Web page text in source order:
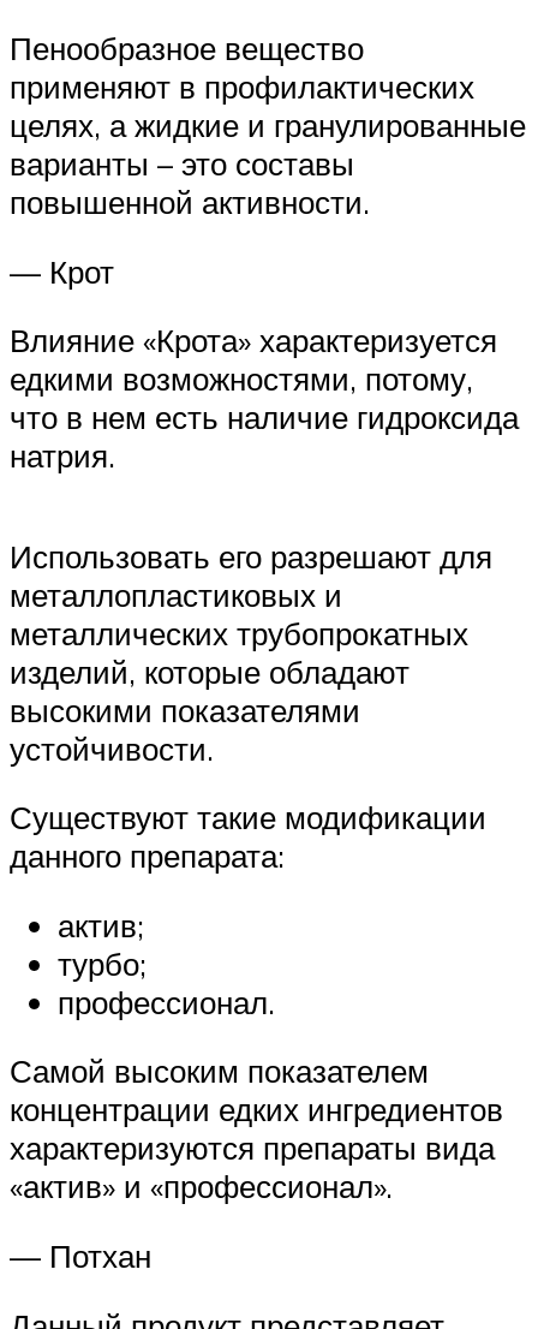
Пенообразное вещество
применяют в профилактических
целях, а жидкие и гранулированные
варианты – это составы
повышенной активности.
— Крот
Влияние «Крота» характеризуется
едкими возможностями, потому,
что в нем есть наличие гидроксида
натрия.
Использовать его разрешают для
металлопластиковых и
металлических трубопрокатных
изделий, которые обладают
высокими показателями
устойчивости.
Существуют такие модификации
данного препарата:
актив;
турбо;
профессионал.
Самой высоким показателем
концентрации едких ингредиентов
характеризуются препараты вида
«актив» и «профессионал».
— Потхан